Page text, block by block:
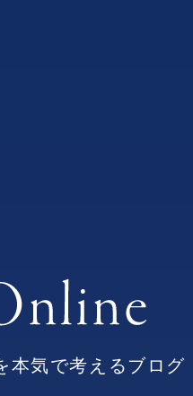
本気で考えるブログ